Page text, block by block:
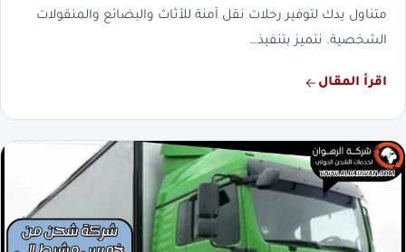
متناول يدك لتوفير رحلات نقل آمنة للأثاث والبضائع والمنقولات
الشخصية. نتميز بتنفيذ…
اقرأ المقال